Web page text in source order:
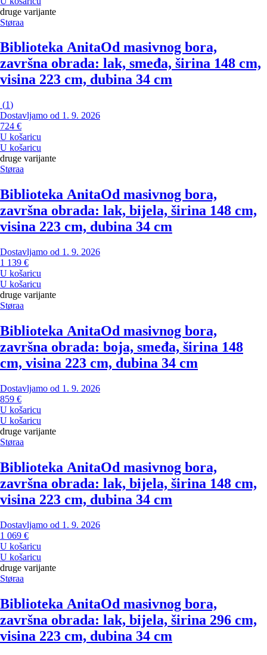
druge varijante
Støraa
Biblioteka AnitaOd masivnog bora,
završna obrada: lak, smeđa, širina 148 cm,
visina 223 cm, dubina 34 cm
(1)
Dostavljamo od 1. 9. 2026
724 €
U košaricu
U košaricu
druge varijante
Støraa
Biblioteka AnitaOd masivnog bora,
završna obrada: lak, bijela, širina 148 cm,
visina 223 cm, dubina 34 cm
Dostavljamo od 1. 9. 2026
1 139 €
U košaricu
U košaricu
druge varijante
Støraa
Biblioteka AnitaOd masivnog bora,
završna obrada: boja, smeđa, širina 148
cm, visina 223 cm, dubina 34 cm
Dostavljamo od 1. 9. 2026
859 €
U košaricu
U košaricu
druge varijante
Støraa
Biblioteka AnitaOd masivnog bora,
završna obrada: lak, bijela, širina 148 cm,
visina 223 cm, dubina 34 cm
Dostavljamo od 1. 9. 2026
1 069 €
U košaricu
U košaricu
druge varijante
Støraa
Biblioteka AnitaOd masivnog bora,
završna obrada: lak, bijela, širina 296 cm,
visina 223 cm, dubina 34 cm